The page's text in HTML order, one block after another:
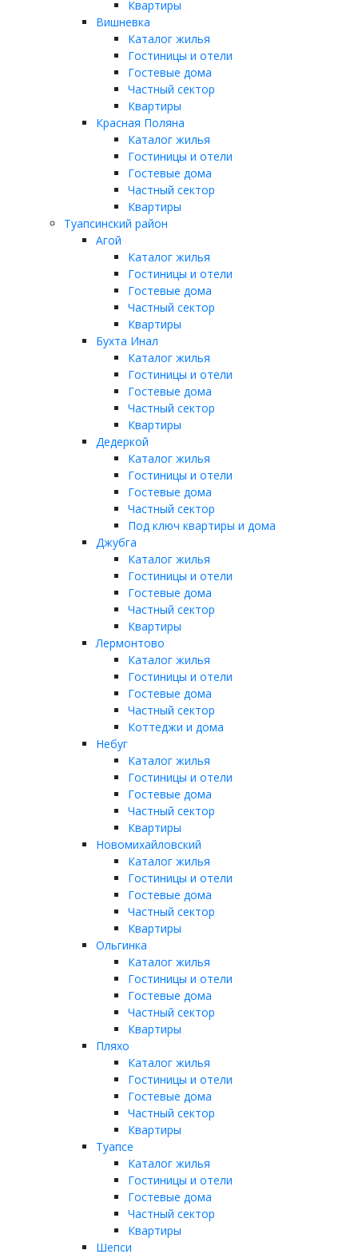
Квартиры
Вишневка
Каталог жилья
Гостиницы и отели
Гостевые дома
Частный сектор
Квартиры
Красная Поляна
Каталог жилья
Гостиницы и отели
Гостевые дома
Частный сектор
Квартиры
Туапсинский район
Агой
Каталог жилья
Гостиницы и отели
Гостевые дома
Частный сектор
Квартиры
Бухта Инал
Каталог жилья
Гостиницы и отели
Гостевые дома
Частный сектор
Квартиры
Дедеркой
Каталог жилья
Гостиницы и отели
Гостевые дома
Частный сектор
Под ключ квартиры и дома
Джубга
Каталог жилья
Гостиницы и отели
Гостевые дома
Частный сектор
Квартиры
Лермонтово
Каталог жилья
Гостиницы и отели
Гостевые дома
Частный сектор
Коттеджи и дома
Небуг
Каталог жилья
Гостиницы и отели
Гостевые дома
Частный сектор
Квартиры
Новомихайловский
Каталог жилья
Гостиницы и отели
Гостевые дома
Частный сектор
Квартиры
Ольгинка
Каталог жилья
Гостиницы и отели
Гостевые дома
Частный сектор
Квартиры
Пляхо
Каталог жилья
Гостиницы и отели
Гостевые дома
Частный сектор
Квартиры
Туапсе
Каталог жилья
Гостиницы и отели
Гостевые дома
Частный сектор
Квартиры
Шепси